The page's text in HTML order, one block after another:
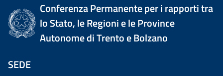
Conferenza Permanente per i rapporti tra
lo Stato, le Regioni e le Province
Autonome di Trento e Bolzano
SEDE